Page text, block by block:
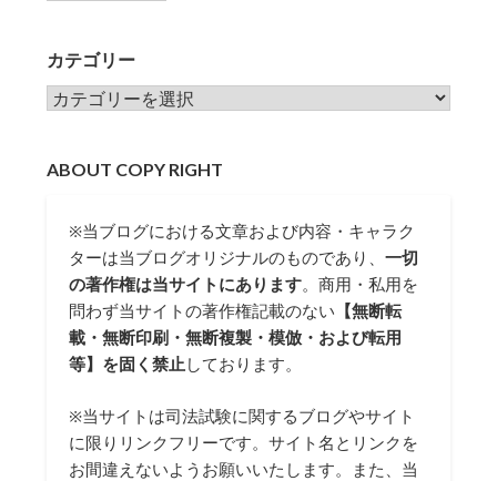
カテゴリー
カテゴリー
ABOUT COPY RIGHT
※当ブログにおける文章および内容・キャラク
ターは当ブログオリジナルのものであり、一切
の著作権は当サイトにあります。商用・私用を
問わず当サイトの著作権記載のない 【無断転
載・無断印刷・無断複製・模倣・および転用
等】を固く禁止しております。
※当サイトは司法試験に関するブログやサイト
に限りリンクフリーです。サイト名とリンクを
お間違えないようお願いいたします。また、当